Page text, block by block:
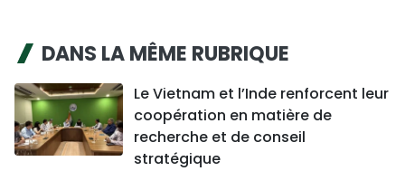
DANS LA MÊME RUBRIQUE
Le Vietnam et l’Inde renforcent leur
coopération en matière de
recherche et de conseil
stratégique